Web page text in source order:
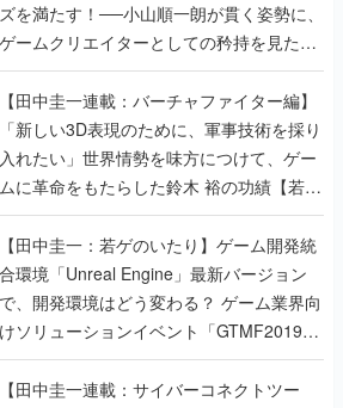
ズを満たす！──小山順一朗が貫く姿勢に、
ゲームクリエイターとしての矜持を見た
【若ゲのいたり最終回】
【田中圭一連載：バーチャファイター編】
「新しい3D表現のために、軍事技術を採り
入れたい」世界情勢を味方につけて、ゲー
ムに革命をもたらした鈴木 裕の功績【若ゲ
のいたり】
【田中圭一：若ゲのいたり】ゲーム開発統
合環境「Unreal Engine」最新バージョン
で、開発環境はどう変わる？ ゲーム業界向
けソリューションイベント「GTMF2019」
に行って、より理解を深めよう【PR】
【田中圭一連載：サイバーコネクトツー